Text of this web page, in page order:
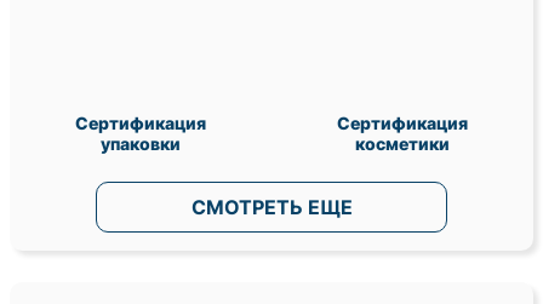
Сертификация
упаковки
Сертификация
косметики
СМОТРЕТЬ ЕЩЕ